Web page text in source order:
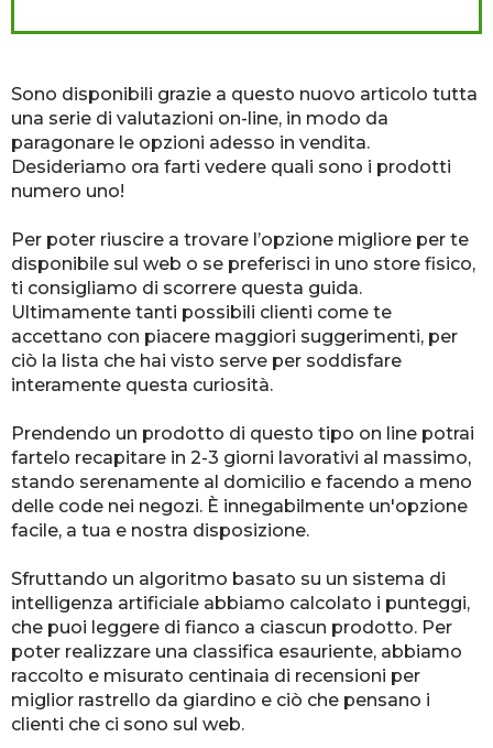
Sono disponibili grazie a questo nuovo articolo tutta
una serie di valutazioni on-line, in modo da
paragonare le opzioni adesso in vendita.
Desideriamo ora farti vedere quali sono i prodotti
numero uno!
Per poter riuscire a trovare l’opzione migliore per te
disponibile sul web o se preferisci in uno store fisico,
ti consigliamo di scorrere questa guida.
Ultimamente tanti possibili clienti come te
accettano con piacere maggiori suggerimenti, per
ciò la lista che hai visto serve per soddisfare
interamente questa curiosità.
Prendendo un prodotto di questo tipo on line potrai
fartelo recapitare in 2-3 giorni lavorativi al massimo,
stando serenamente al domicilio e facendo a meno
delle code nei negozi. È innegabilmente un'opzione
facile, a tua e nostra disposizione.
Sfruttando un algoritmo basato su un sistema di
intelligenza artificiale abbiamo calcolato i punteggi,
che puoi leggere di fianco a ciascun prodotto. Per
poter realizzare una classifica esauriente, abbiamo
raccolto e misurato centinaia di recensioni per
miglior rastrello da giardino e ciò che pensano i
clienti che ci sono sul web.